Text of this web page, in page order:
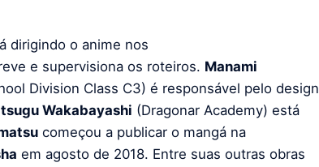
dirigindo o anime nos
e supervisiona os roteiros. Manami
Division Class C3) é responsável pelo design
Wakabayashi (Dragonar Academy) está
começou a publicar o mangá na
em agosto de 2018. Entre suas outras obras